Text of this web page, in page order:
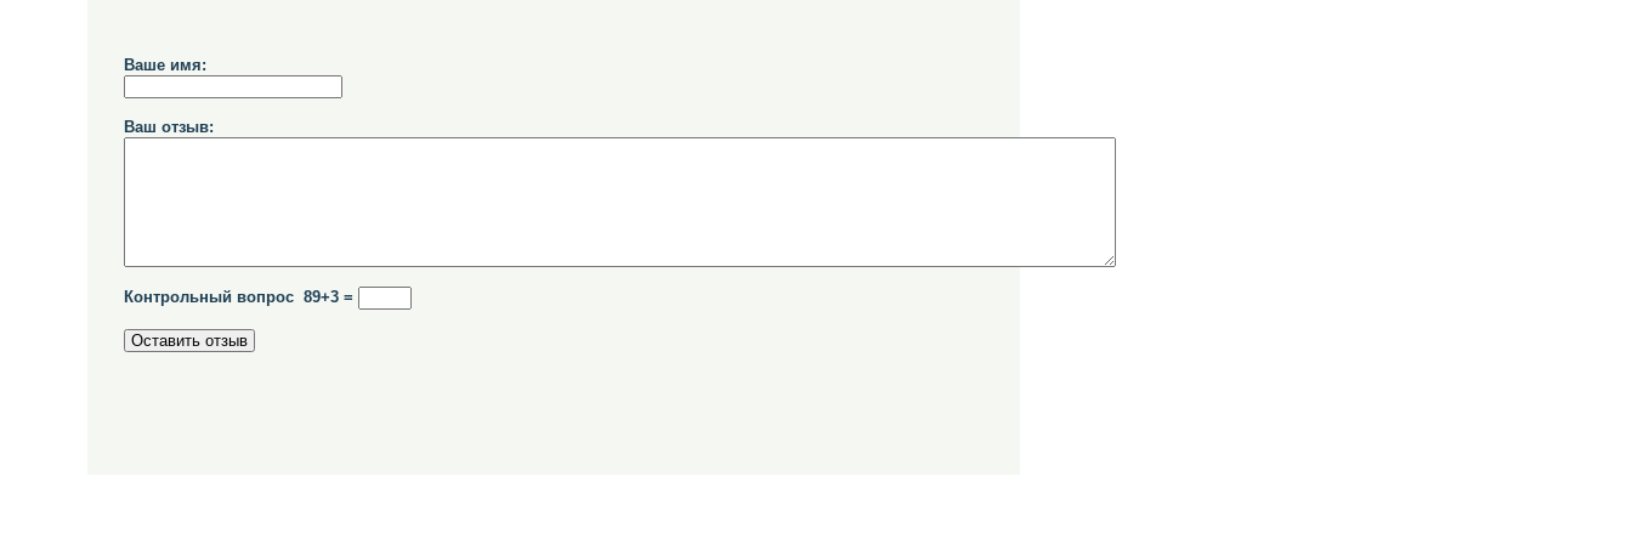
Ваше имя:
Ваш отзыв:
Контрольный вопрос 89+3 =